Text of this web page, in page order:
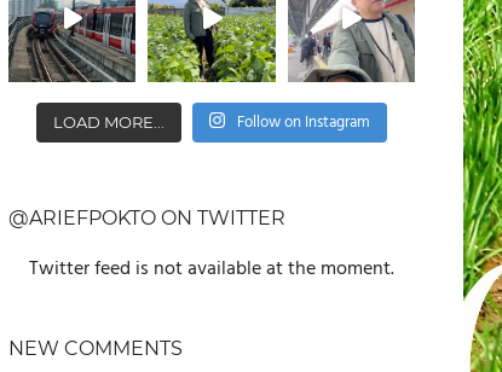
LOAD MORE... Follow on Instagram
@ARIEFPOKTO ON TWITTER
Twitter feed is not available at the moment.
NEW COMMENTS